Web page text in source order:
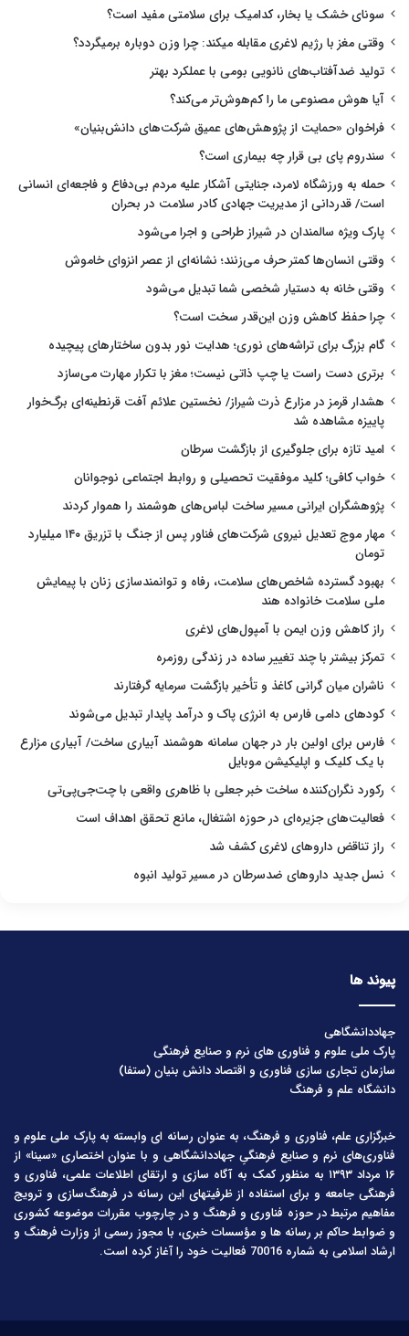
سونای خشک یا بخار، کدامیک برای سلامتی مفید است؟
وقتی مغز با رژیم لاغری مقابله میکند: چرا وزن دوباره برمیگردد؟
تولید ضدآفتاب‌های نانویی بومی با عملکرد بهتر
آیا هوش مصنوعی ما را کم‌هوش‌تر می‌کند؟
فراخوان «حمایت از پژوهش‌های عمیق شرکت‌های دانش‌بنیان»
سندروم پای بی قرار چه بیماری است؟
حمله به ورزشگاه لامرد، جنایتی آشکار علیه مردم بی‌دفاع و فاجعه‌ای انسانی
است/ قدردانی از مدیریت جهادی کادر سلامت در بحران
پارک ویژه سالمندان در شیراز طراحی و اجرا می‌شود
وقتی انسان‌ها کمتر حرف می‌زنند؛ نشانه‌ای از عصر انزوای خاموش
وقتی خانه به دستیار شخصی شما تبدیل می‌شود
چرا حفظ کاهش وزن این‌قدر سخت است؟
گام بزرگ برای تراشه‌های نوری؛ هدایت نور بدون ساختارهای پیچیده
برتری دست راست یا چپ ذاتی نیست؛ مغز با تکرار مهارت می‌سازد
هشدار قرمز در مزارع ذرت شیراز/ نخستین علائم آفت قرنطینه‌ای برگ‌خوار
پاییزه مشاهده شد
امید تازه برای جلوگیری از بازگشت سرطان
خواب کافی؛ کلید موفقیت تحصیلی و روابط اجتماعی نوجوانان
پژوهشگران ایرانی مسیر ساخت لباس‌های هوشمند را هموار کردند
مهار موج تعدیل نیروی شرکت‌های فناور پس از جنگ با تزریق ۱۴۰ میلیارد
تومان
بهبود گسترده شاخص‌های سلامت، رفاه و توانمندسازی زنان با پیمایش
ملی سلامت خانواده هند
راز کاهش وزن ایمن با آمپول‌های لاغری
تمرکز بیشتر با چند تغییر ساده در زندگی روزمره
ناشران میان گرانی کاغذ و تأخیر بازگشت سرمایه گرفتارند
کودهای دامی فارس به انرژی پاک و درآمد پایدار تبدیل می‌شوند
فارس برای اولین بار در جهان سامانه هوشمند آبیاری ساخت/ آبیاری مزارع
با یک کلیک و اپلیکیشن موبایل
رکورد نگران‌کننده ساخت خبر جعلی با ظاهری واقعی با چت‌جی‌پی‌تی
فعالیت‌های جزیره‌ای در حوزه اشتغال، مانع تحقق اهداف است
راز تناقض داروهای لاغری کشف شد
نسل جدید داروهای ضدسرطان در مسیر تولید انبوه
پیوند ها
جهاددانشگاهی
پارک ملی علوم و فناوری های نرم و صنایع فرهنگی
سازمان تجاری سازی فناوری و اقتصاد دانش بنیان (ستفا)
دانشگاه علم و فرهنگ
خبرگزاری علم، فناوری و فرهنگ، به عنوان رسانه ای وابسته به پارک ملی علوم و
فناوری‌های نرم و صنایع فرهنگیِ جهاددانشگاهی و با عنوان اختصاری «سینا» از
۱۶ مرداد ۱۳۹۳ به منظور کمک به آگاه سازی و ارتقای اطلاعات علمی، فناوری و
فرهنگی جامعه و برای استفاده از ظرفیتهای این رسانه در فرهنگ‌سازی و ترویج
مفاهیم مرتبط در حوزه فناوری و فرهنگ و در چارچوب مقررات موضوعه کشوری
و ضوابط حاکم بر رسانه ها و مؤسسات خبری، با مجوز رسمی از وزارت فرهنگ و
ارشاد اسلامی به شماره 70016 فعالیت خود را آغاز کرده است.